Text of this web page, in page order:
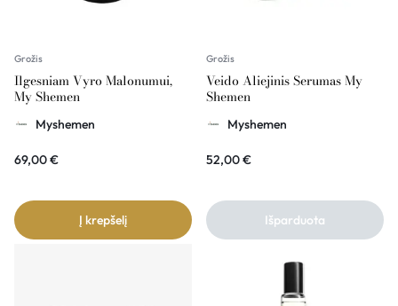
Grožis
Ilgesniam Vyro Malonumui,
My Shemen
Myshemen
69,00€
Į krepšelį
Grožis
Veido Aliejinis Serumas My
Shemen
Myshemen
52,00€
Išparduota